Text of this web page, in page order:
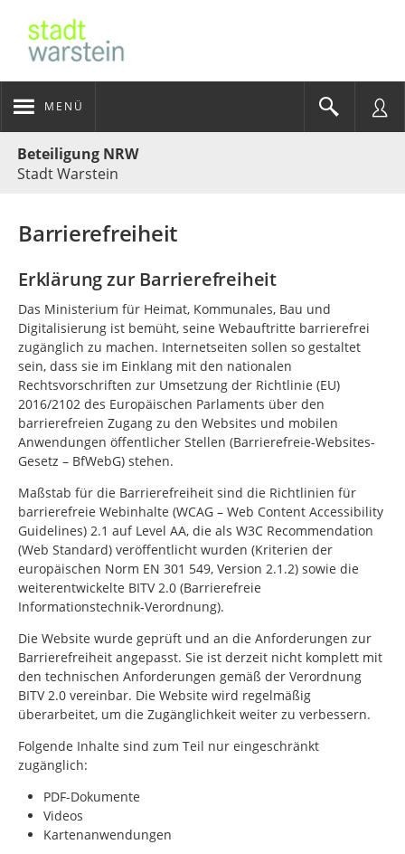
MENÜ
Beteiligung NRW
Stadt Warstein
Barrierefreiheit
Erklärung zur Barrierefreiheit
Das Ministerium für Heimat, Kommunales, Bau und
Digitalisierung ist bemüht, seine Webauftritte barrierefrei
zugänglich zu machen. Internetseiten sollen so gestaltet
sein, dass sie im Einklang mit den nationalen
Rechtsvorschriften zur Umsetzung der Richtlinie (EU)
2016/2102 des Europäischen Parlaments über den
barrierefreien Zugang zu den Websites und mobilen
Anwendungen öffentlicher Stellen (Barrierefreie-Websites-
Gesetz – BfWebG) stehen.
Maßstab für die Barrierefreiheit sind die Richtlinien für
barrierefreie Webinhalte (WCAG – Web Content Accessibility
Guidelines) 2.1 auf Level AA, die als W3C Recommendation
(Web Standard) veröffentlicht wurden (Kriterien der
europäischen Norm EN 301 549, Version 2.1.2) sowie die
weiterentwickelte BITV 2.0 (Barrierefreie
Informationstechnik-Verordnung).
Die Website wurde geprüft und an die Anforderungen zur
Barrierefreiheit angepasst. Sie ist derzeit nicht komplett mit
den technischen Anforderungen gemäß der Verordnung
BITV 2.0 vereinbar. Die Website wird regelmäßig
überarbeitet, um die Zugänglichkeit weiter zu verbessern.
Folgende Inhalte sind zum Teil nur eingeschränkt
zugänglich:
PDF-Dokumente
Videos
Kartenanwendungen